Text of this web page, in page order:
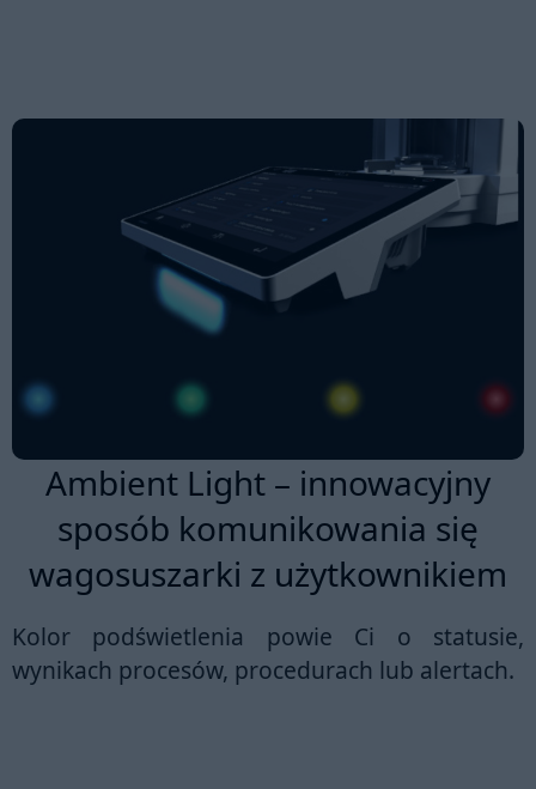
Ambient Light – innowacyjny
sposób komunikowania się
wagosuszarki z użytkownikiem
Kolor podświetlenia powie Ci o statusie,
wynikach procesów, procedurach lub alertach.